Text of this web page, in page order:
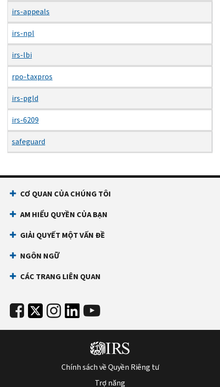
irs-appeals
irs-npl
irs-lbi
rpo-taxpros
irs-pgld
irs-6209
safeguard
CƠ QUAN CỦA CHÚNG TÔI
AM HIỂU QUYỀN CỦA BẠN
GIẢI QUYẾT MỘT VẤN ĐỀ
NGÔN NGỮ
CÁC TRANG LIÊN QUAN
Chính sách về Quyền Riêng tư
Trợ năng